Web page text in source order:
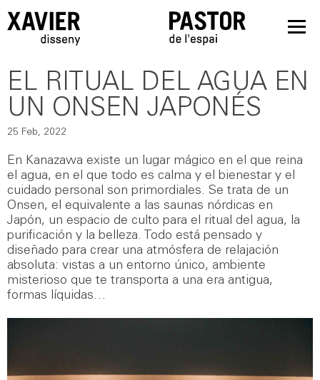
EL RITUAL DEL AGUA EN
UN ONSEN JAPONÉS
25 Feb, 2022
En Kanazawa existe un lugar mágico en el que reina
el agua, en el que todo es calma y el bienestar y el
cuidado personal son primordiales. Se trata de un
Onsen, el equivalente a las saunas nórdicas en
Japón, un espacio de culto para el ritual del agua, la
purificación y la belleza. Todo está pensado y
diseñado para crear una atmósfera de relajación
absoluta: vistas a un entorno único, ambiente
misterioso que te transporta a una era antigua,
formas líquidas…